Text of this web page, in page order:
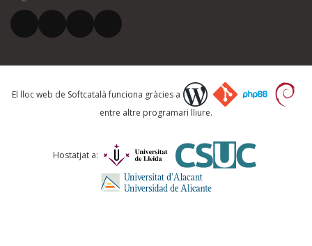
El vostre correu electrònic *
Què proposeu?
Comentari *
El lloc web de Softcatalà funciona gràcies a
entre altre programari lliure.
Hostatjat a: